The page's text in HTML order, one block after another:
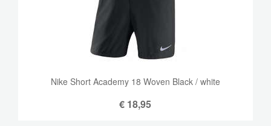
Nike Short Academy 18 Woven Black / white
€ 18,95